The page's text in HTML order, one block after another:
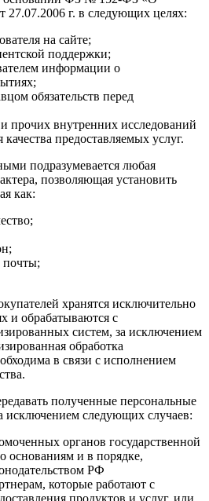
27.07.2006 г. в следующих целях:
на сайте;
поддержки;
информации о
обязательств перед
прочих внутренних исследований
предоставляемых услуг.
подразумевается любая
позволяющая установить
как:
почты;
хранятся исключительно
и обрабатываются с
систем, за исключением
обработка
в связи с исполнением
полученные персональные
исключением следующих случаев:
органов государственной
основаниям и в порядке,
РФ
которые работают с